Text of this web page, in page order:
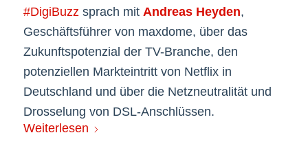
#DigiBuzzsprach mit Andreas Heyden,
Geschäftsführer von maxdome, über das
Zukunftspotenzial der TV-Branche, den
potenziellen Markteintritt von Netflix in
Deutschland und über die Netzneutralität und
Drosselung von DSL-Anschlüssen.
Weiterlesen